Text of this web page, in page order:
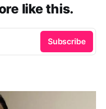
like this.
Subscribe